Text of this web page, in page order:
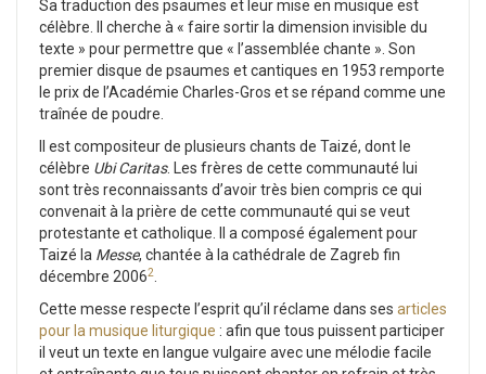
Sa traduction des psaumes et leur mise en musique est
célèbre. Il cherche à « faire sortir la dimension invisible du
texte » pour permettre que « l’assemblée chante ». Son
premier disque de psaumes et cantiques en 1953 remporte
le prix de l’Académie Charles-Gros et se répand comme une
traînée de poudre.
Il est compositeur de plusieurs chants de Taizé, dont le
célèbre Ubi Caritas. Les frères de cette communauté lui
sont très reconnaissants d’avoir très bien compris ce qui
convenait à la prière de cette communauté qui se veut
protestante et catholique. Il a composé également pour
Taizé la Messe, chantée à la cathédrale de Zagreb fin
décembre 20062
Cette messe respecte l’esprit qu’il réclame dans ses articles
pour la musique liturgique : afin que tous puissent participer
il veut un texte en langue vulgaire avec une mélodie facile